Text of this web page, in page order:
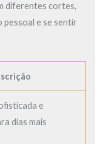
diferentes cortes,
pessoal e se sentir
e
dias mais